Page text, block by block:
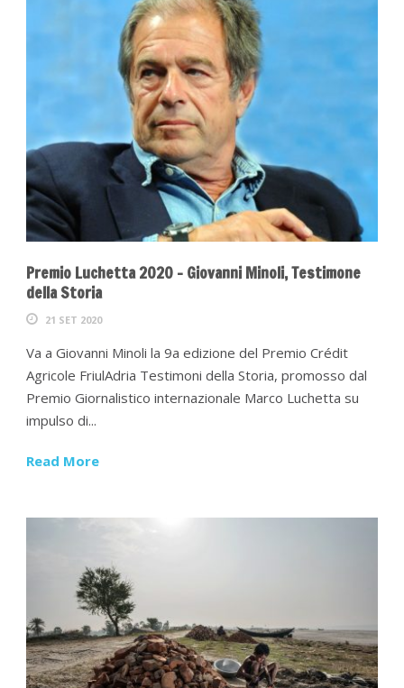
Premio Luchetta 2020 – Giovanni Minoli, Testimone
della Storia
21 SET 2020
Va a Giovanni Minoli la 9a edizione del Premio Crédit
Agricole FriulAdria Testimoni della Storia, promosso dal
Premio Giornalistico internazionale Marco Luchetta su
impulso di...
Read More